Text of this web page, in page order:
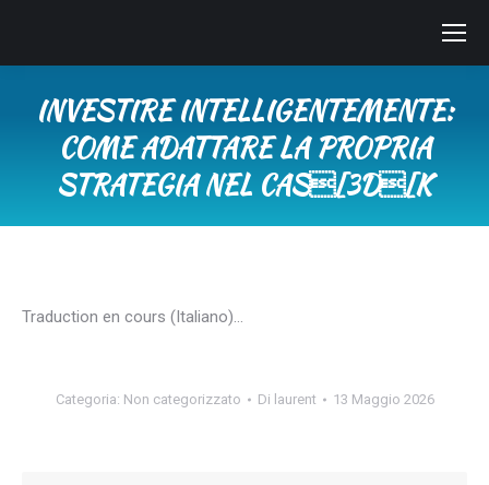
INVESTIRE INTELLIGENTEMENTE:
COME ADATTARE LA PROPRIA
STRATEGIA NEL CAS[3D[K
Traduction en cours (Italiano)…
Categoria: Non categorizzato Di laurent 13 Maggio 2026